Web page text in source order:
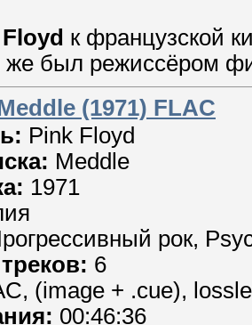
к французской
был режиссёром
(1971) FLAC
Pink Floyd
Meddle
1971
рок,
6
(image + .cue),
00:46:36